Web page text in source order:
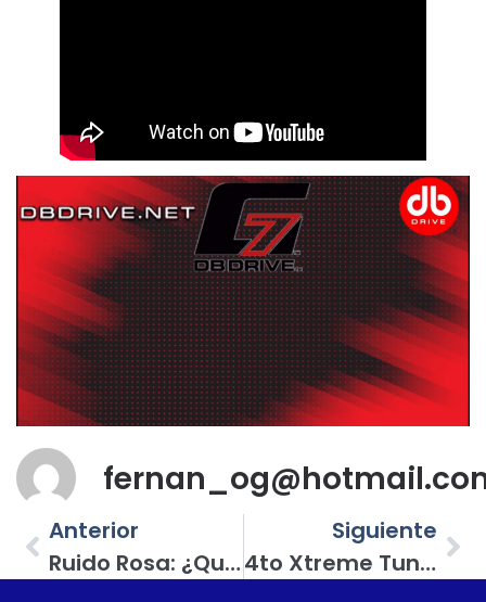
Anterior
Ruido Rosa: ¿Qué Es, El Grupo De Moda, Una Interferencia O Qué?
Siguiente
4to Xtreme Tuning & SPL En El Estado De Hidalgo, Una Fiesta Tuning Que Sigue Creciendo